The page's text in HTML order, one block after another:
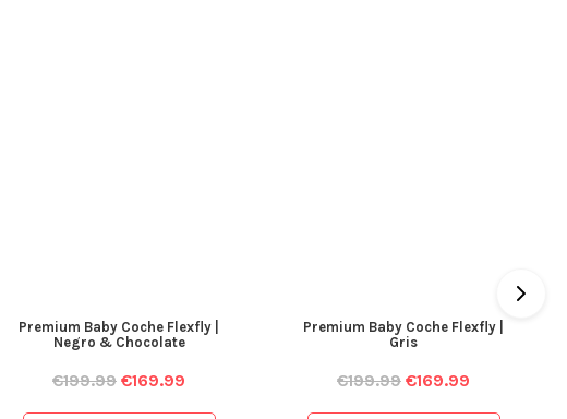
Premium Baby Coche Flexfly |
Negro & Chocolate
€199.99 €169.99
Premium Baby Coche Flexfly |
Gris
€199.99 €169.99